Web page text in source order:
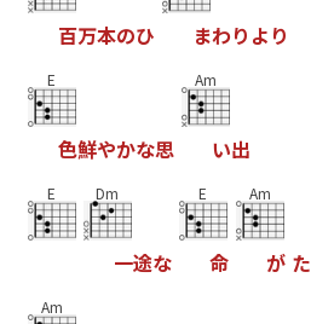
百万本のひ まわり よ り
E
色鮮やかな思
Am
い出
E Dm
一途な
E
命
Am
が た
Am